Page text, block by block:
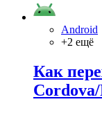
Android
+2 ещё
Как